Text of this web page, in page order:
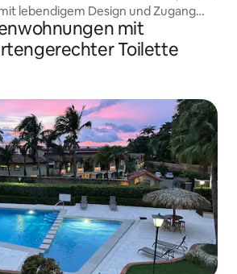
lebendigem Design und Zugang
mit
Toilette